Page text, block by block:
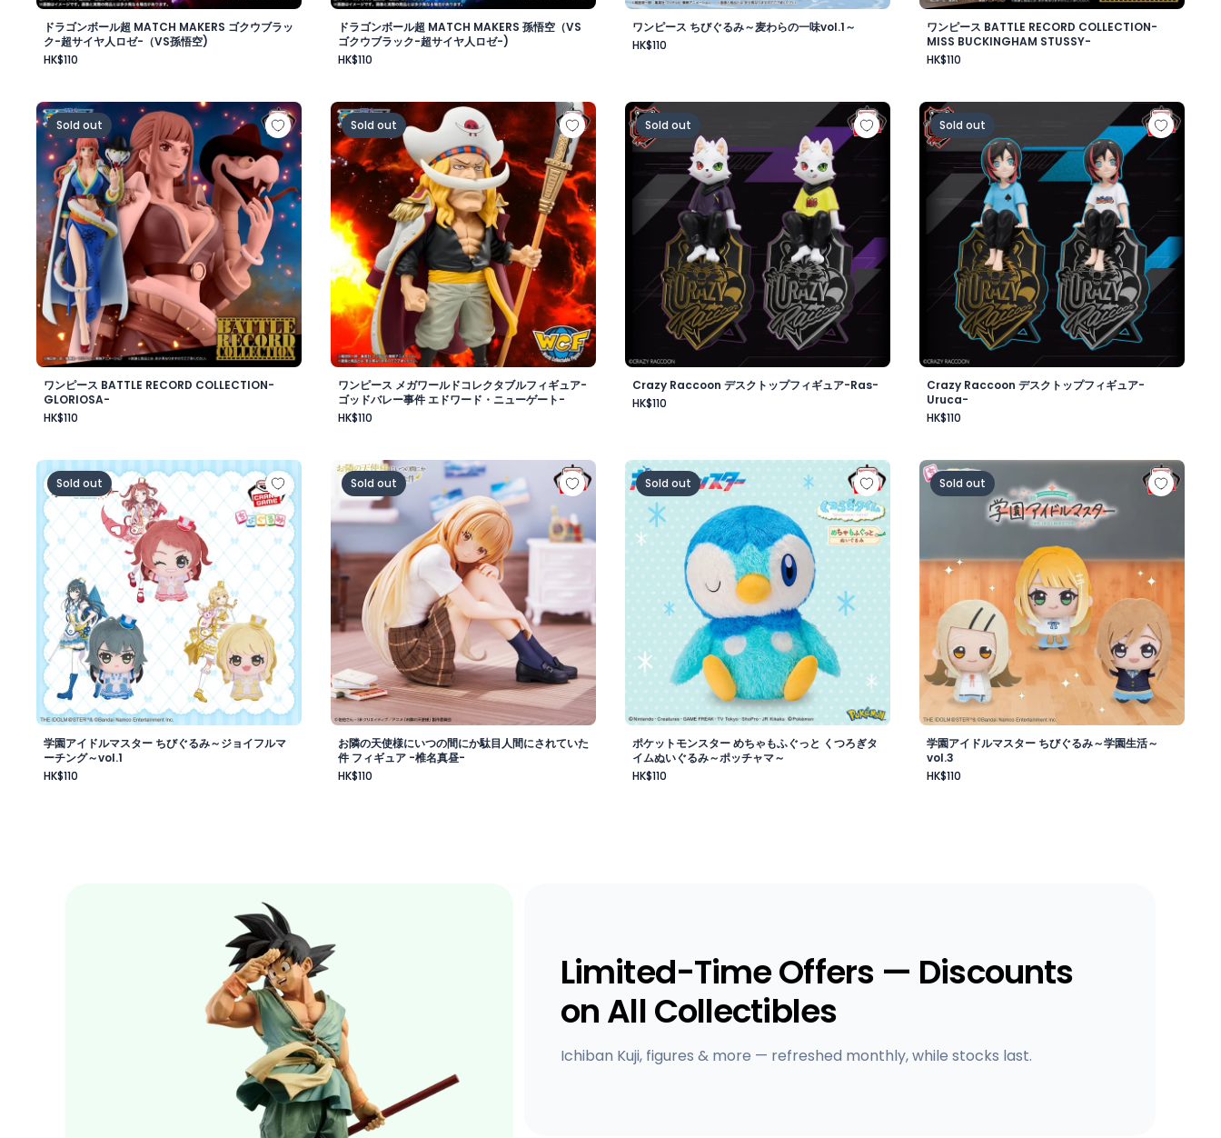
ドラゴンボール超 MATCH MAKERS ゴクウブラッ
ク-超サイヤ人ロゼ-（VS孫悟空)
HK$110
ドラゴンボール超 MATCH MAKERS 孫悟空（VS
ゴクウブラック-超サイヤ人ロゼ-)
HK$110
ワンピース ちびぐるみ～麦わらの一味vol.1～
HK$110
ワンピース BATTLE RECORD COLLECTION-
MISS BUCKINGHAM STUSSY-
HK$110
ワンピース BATTLE RECORD COLLECTION-GLORIOSA-
Sold out
ワンピース BATTLE RECORD COLLECTION-
GLORIOSA-
HK$110
ワンピース メガワールドコレクタブルフィギュア-ゴッドバレー事件 エドワード・ニューゲート-
Sold out
ワンピース メガワールドコレクタブルフィギュア-
ゴッドバレー事件 エドワード・ニューゲート-
HK$110
Crazy Raccoon デスクトップフィギュア-Ras-
Sold out
Crazy Raccoon デスクトップフィギュア-Ras-
HK$110
Crazy Raccoon デスクトップフィギュア-
Sold out
Crazy Raccoon デスクトップフィギュア-
Uruca-
HK$110
学園アイドルマスター ちびぐるみ～ジョイフルマーチング～vol.1
Sold out
学園アイドルマスター ちびぐるみ～ジョイフルマ
ーチング～vol.1
HK$110
お隣の天使様にいつの間にか駄目人間にされていた件 フィギュア -椎名真昼-
Sold out
お隣の天使様にいつの間にか駄目人間にされていた
件 フィギュア -椎名真昼-
HK$110
ポケットモンスター めちゃもふぐっと くつろぎタイムぬいぐるみ～ポッチャマ～
Sold out
ポケットモンスター めちゃもふぐっと くつろぎタ
イムぬいぐるみ～ポッチャマ～
HK$110
学園アイドルマスター ちびぐるみ～学園生活
Sold out
学園アイドルマスター ちびぐるみ～学園生活～
vol.3
HK$110
Limited-Time Offers — Discounts
on All Collectibles
Ichiban Kuji, figures & more — refreshed monthly, while stocks last.